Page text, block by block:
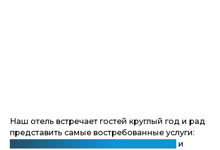
Наш отель встречает гостей круглый год и рад
представить самые востребованные услуги:
и